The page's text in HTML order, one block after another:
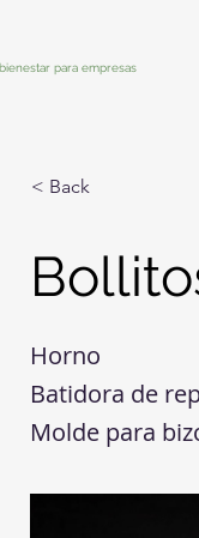
para empresas
< Back
Horno
Batidora de
Molde para